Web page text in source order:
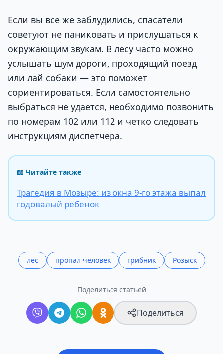
Если вы все же заблудились, спасатели
советуют не паниковать и прислушаться к
окружающим звукам. В лесу часто можно
услышать шум дороги, проходящий поезд
или лай собаки — это поможет
сориентироваться. Если самостоятельно
выбраться не удается, необходимо позвонить
по номерам 102 или 112 и четко следовать
инструкциям диспетчера.
📖 Читайте также
Трагедия в Мозыре: из окна 9-го этажа выпал
годовалый ребенок
лес пропал человек грибник Розыск
Поделиться статьёй
Поделиться